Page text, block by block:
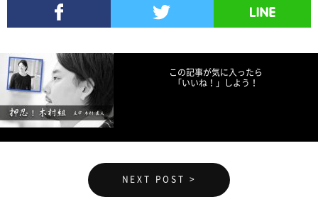
この記事が気に入ったら
「いいね！」しよう！
NEXT POST >